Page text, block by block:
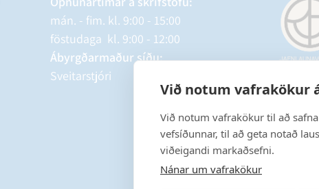
Við notum vafrakökur
Við notum vafrakökur til að
vefsíðunnar, til að geta notað
viðeigandi markaðsefni.
Nánar um vafrakökur
mán. - fim. kl. 9:00 - 15:00
föstudaga kl. 9:00 - 12:00
Ábyrgðarmaður síðu:
Sveitarstjóri